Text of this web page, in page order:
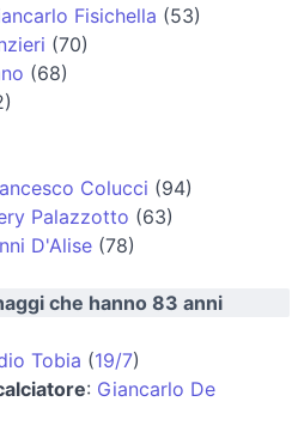
Fisichella (53)
(70)
(68)
Colucci (94)
Palazzotto (63)
D'Alise (78)
che hanno 83 anni
Tobia (19/7)
: Giancarlo De